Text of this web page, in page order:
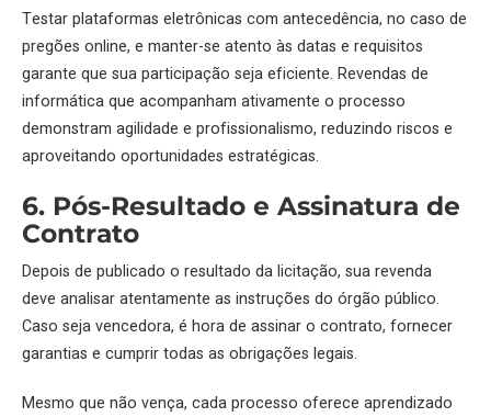
Testar plataformas eletrônicas com antecedência, no caso de
pregões online, e manter-se atento às datas e requisitos
garante que sua participação seja eficiente. Revendas de
informática que acompanham ativamente o processo
demonstram agilidade e profissionalismo, reduzindo riscos e
aproveitando oportunidades estratégicas.
6. Pós-Resultado e Assinatura de
Contrato
Depois de publicado o resultado da licitação, sua revenda
deve analisar atentamente as instruções do órgão público.
Caso seja vencedora, é hora de assinar o contrato, fornecer
garantias e cumprir todas as obrigações legais.
Mesmo que não vença, cada processo oferece aprendizado